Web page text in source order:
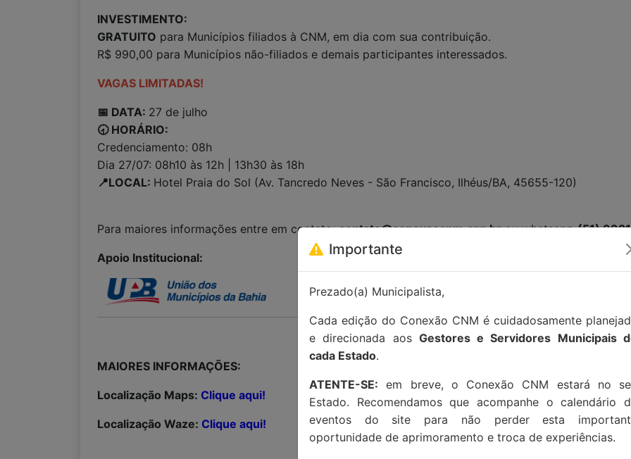
INVESTIMENTO:
GRATUITO para Municípios filiados à CNM, em dia com sua contribuição.
R$ 990,00 para Municípios não-filiados e demais participantes interessados.
VAGAS LIMITADAS!
📅 DATA: 27 de julho
🕣 HORÁRIO:
Credenciamento: 08h
Dia 27/07: 08h10 às 12h | 13h30 às 18h
📍LOCAL: Hotel Praia do Sol (Av. Tancredo Neves - São Francisco, Ilhéus/BA, 45655-120)
Para maiores informações entre em contato:contato@conexaocnm.org.brou whatsapp(51)
Apoio Institucional:
MAIORES INFORMAÇÕES:
Localização Maps: Clique aqui!
Localização Waze: Clique aqui!
Importante
Prezado(a) Municipalista,
Cada edição do Conexão CNM é cuidadosamente
e direcionada aos Gestores e Servidores Municipais
cada Estado.
ATENTE-SE: em breve, o Conexão CNM estará no
Estado. Recomendamos que acompanhe o calendário
eventos do site para não perder esta
oportunidade de aprimoramento e troca de experiências.